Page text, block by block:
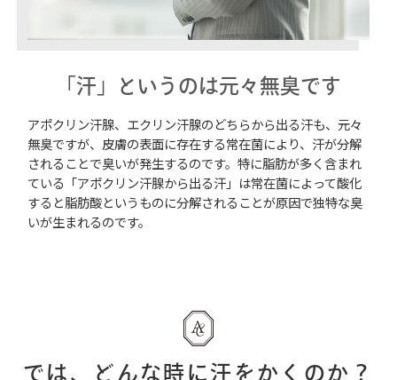
「汗」というのは元々無臭です
アポクリン汗腺、エクリン汗腺のどちらから出る汗も、元々
無臭ですが、皮膚の表面に存在する常在菌により、汗が分解
されることで臭いが発生するのです。特に脂肪が多く含まれ
ている「アポクリン汗腺から出る汗」は常在菌によって酸化
すると脂肪酸というものに分解されることが原因で独特な臭
いが生まれるのです。
では、どんな時に汗をかくのか？